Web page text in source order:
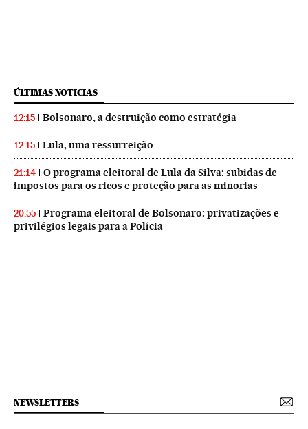
ÚLTIMAS NOTICIAS
12:15 Bolsonaro, a destruição como estratégia
12:15 Lula, uma ressurreição
21:14
O programa eleitoral de Lula da Silva: subidas de
impostos para os ricos e proteção para as minorias
20:55
Programa eleitoral de Bolsonaro: privatizações e
privilégios legais para a Polícia
NEWSLETTERS